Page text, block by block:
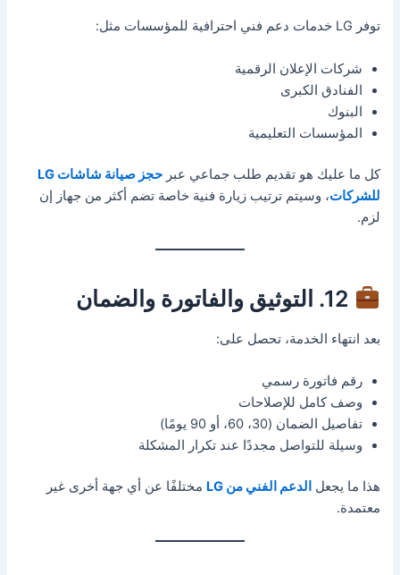
توفر LG خدمات دعم فني احترافية للمؤسسات مثل:
شركات الإعلان الرقمية
الفنادق الكبرى
البنوك
المؤسسات التعليمية
كل ما عليك هو تقديم طلب جماعي عبر
حجز صيانة شاشات LG
للشركات، وسيتم ترتيب زيارة فنية خاصة تضم أكثر من جهاز إن
لزم.
بعد انتهاء الخدمة، تحصل على:
رقم فاتورة رسمي
وصف كامل للإصلاحات
تفاصيل الضمان (30، 60، أو 90 يومًا)
وسيلة للتواصل مجددًا عند تكرار المشكلة
هذا ما يجعل الدعم الفني من LG
مختلفًا عن أي جهة أخرى غير
معتمدة.